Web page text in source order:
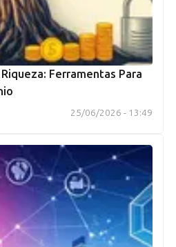
Ferramentas Para
25/06/2026 - 13:49